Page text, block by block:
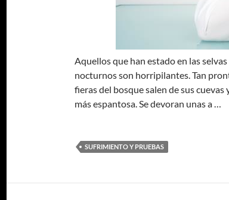
Aquellos que han estado en las
nocturnos son horripilantes. Tan
fieras del bosque salen de sus
más espantosa. Se devoran unas a …
SUFRIMIENTO Y PRUEBAS